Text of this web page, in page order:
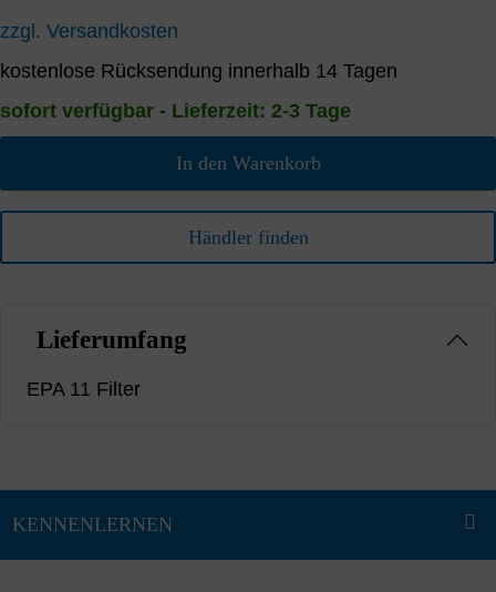
zzgl. Versandkosten
kostenlose Rücksendung innerhalb 14 Tagen
sofort verfügbar - Lieferzeit: 2-3 Tage
In den Warenkorb
Händler finden
Lieferumfang
EPA 11 Filter